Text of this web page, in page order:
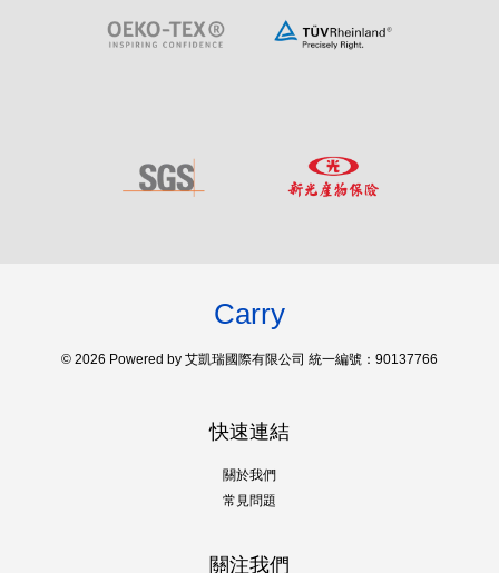
Carry
© 2026 Powered by 艾凱瑞國際有限公司 統一編號：90137766
快速連結
關於我們
常見問題
關注我們